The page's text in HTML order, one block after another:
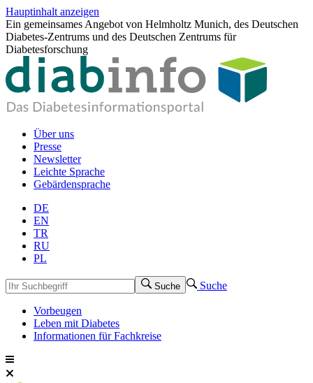
Hauptinhalt anzeigen
Ein gemeinsames Angebot von Helmholtz Munich, des Deutschen
Diabetes-Zentrums und des Deutschen Zentrums für
Diabetesforschung
Über uns
Presse
Newsletter
Leichte Sprache
Gebärdensprache
DE
EN
TR
RU
PL
Suche Suche
Vorbeugen
Leben mit Diabetes
Informationen für Fachkreise